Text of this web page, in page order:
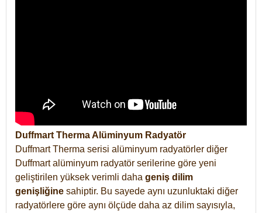
Duffmart Therma Alüminyum Radyatör
Duffmart Therma serisi alüminyum radyatörler diğer
Duffmart alüminyum radyatör serilerine göre yeni
geliştirilen yüksek verimli daha geniş dilim
genişliğine sahiptir. Bu sayede aynı uzunluktaki diğer
radyatörlere göre aynı ölçüde daha az dilim sayısıyla,